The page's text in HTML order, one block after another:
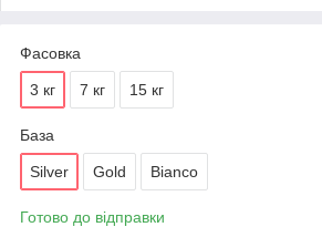
Фасовка
3 кг 7 кг 15 кг
База
Silver Gold Bianco
Готово до відправки